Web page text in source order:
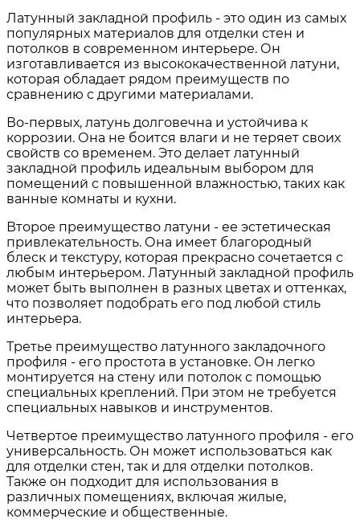
Латунный закладной профиль - это один из самых
популярных материалов для отделки стен и
потолков в современном интерьере. Он
изготавливается из высококачественной латуни,
которая обладает рядом преимуществ по
сравнению с другими материалами.
Во-первых, латунь долговечна и устойчива к
коррозии. Она не боится влаги и не теряет своих
свойств со временем. Это делает латунный
закладной профиль идеальным выбором для
помещений с повышенной влажностью, таких как
ванные комнаты и кухни.
Второе преимущество латуни - ее эстетическая
привлекательность. Она имеет благородный
блеск и текстуру, которая прекрасно сочетается с
любым интерьером. Латунный закладной профиль
может быть выполнен в разных цветах и оттенках,
что позволяет подобрать его под любой стиль
интерьера.
Третье преимущество латунного закладочного
профиля - его простота в установке. Он легко
монтируется на стену или потолок с помощью
специальных креплений. При этом не требуется
специальных навыков и инструментов.
Четвертое преимущество латунного профиля - его
универсальность. Он может использоваться как
для отделки стен, так и для отделки потолков.
Также он подходит для использования в
различных помещениях, включая жилые,
коммерческие и общественные.